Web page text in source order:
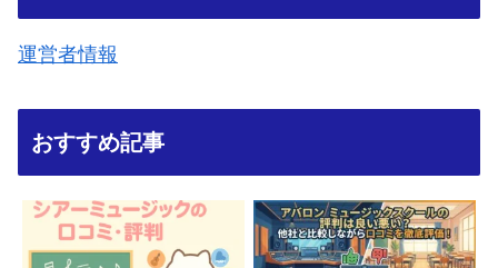
運営者情報
おすすめ記事